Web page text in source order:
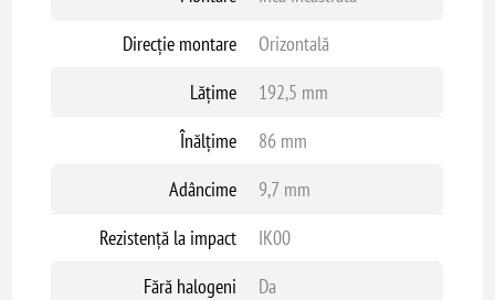
Direcție montare
Orizontală
Lățime
192,5 mm
Înălțime
86 mm
Adâncime
9,7 mm
Rezistență la impact
IK00
Fără halogeni
Da